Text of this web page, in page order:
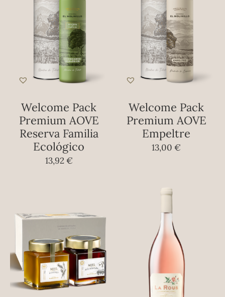
Welcome Pack
Premium AOVE
Reserva Familia
Ecológico
13,92€
Welcome Pack
Premium AOVE
Empeltre
13,00 €